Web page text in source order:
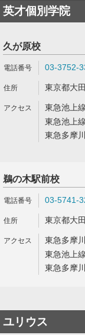
英才個別学院
久が原校
03-3752-
東京都大
東急池上
東急池上
東急多摩
鵜の木駅前校
03-5741-
東京都大
東急多摩
東急池上
東急多摩
ユリウス